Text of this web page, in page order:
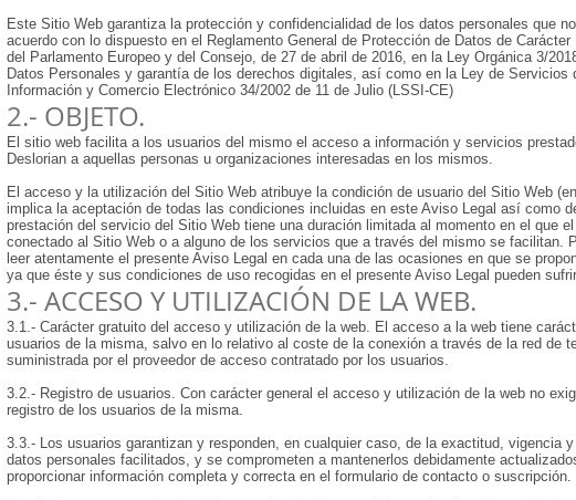
Este Sitio Web garantiza la protección y confidencialidad de los datos personales que
acuerdo con lo dispuesto en el Reglamento General de Protección de Datos de Carácter
del Parlamento Europeo y del Consejo, de 27 de abril de 2016, en la Ley Orgánica 3/
Datos Personales y garantía de los derechos digitales, así como en la Ley de Servicios
Información y Comercio Electrónico 34/2002 de 11 de Julio (LSSI-CE)
2.- OBJETO.
El sitio web facilita a los usuarios del mismo el acceso a información y servicios
Deslorian a aquellas personas u organizaciones interesadas en los mismos.
El acceso y la utilización del Sitio Web atribuye la condición de usuario del Sitio Web
implica la aceptación de todas las condiciones incluidas en este Aviso Legal así como
prestación del servicio del Sitio Web tiene una duración limitada al momento en el que
conectado al Sitio Web o a alguno de los servicios que a través del mismo se facilitan.
leer atentamente el presente Aviso Legal en cada una de las ocasiones en que se
ya que éste y sus condiciones de uso recogidas en el presente Aviso Legal pueden
3.- ACCESO Y UTILIZACIÓN DE LA WEB.
3.1.- Carácter gratuito del acceso y utilización de la web. El acceso a la web tiene
usuarios de la misma, salvo en lo relativo al coste de la conexión a través de la red de
suministrada por el proveedor de acceso contratado por los usuarios.
3.2.- Registro de usuarios. Con carácter general el acceso y utilización de la web no
registro de los usuarios de la misma.
3.3.- Los usuarios garantizan y responden, en cualquier caso, de la exactitud, vigencia
datos personales facilitados, y se comprometen a mantenerlos debidamente
proporcionar información completa y correcta en el formulario de contacto o suscripción.